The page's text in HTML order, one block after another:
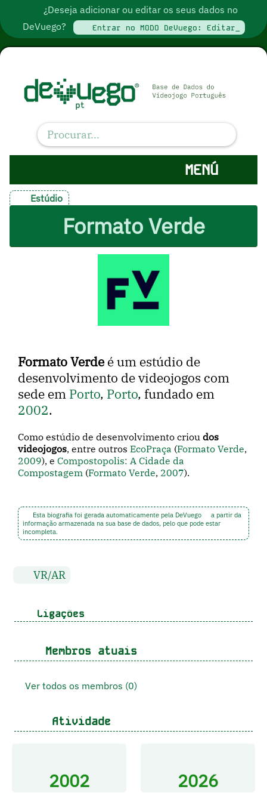
¿Deseja adicionar ou editar os seus dados no
DeVuego?
Entrar no MODO DeVuego: Editar_
MENÚ
Estúdio
Formato Verde
Formato Verdeé um estúdio de
desenvolvimento de videojogos com
sede em Porto, Porto, fundado em
2002.
Como estúdio de desenvolvimento crioudos
videojogos, entre outrosEcoPraça (Formato Verde,
2009), eCompostopolis: A Cidade da
Compostagem (Formato Verde, 2007).
Esta biografia foi gerada automaticamente pela DeVuego
a partir da
informação armazenada na sua base de dados, pelo que pode estar
incompleta.
VR/AR
Ligações
Membros atuais
Ver todos os membros (0)
Atividade
2002 2026